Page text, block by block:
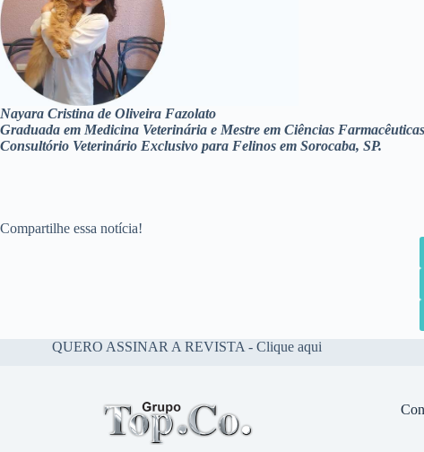
Nayara Cristina de Oliveira Fazolato
Graduada em Medicina Veterinária e Mestre em Ciências
Consultório Veterinário Exclusivo para Felinos em Sorocaba, SP.
Compartilhe essa notícia!
QUERO ASSINAR A REVISTA - Clique aqui